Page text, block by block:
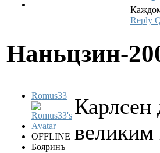
Reply
Наньцзин-
Romus33
OFFLINE
Бояринъ
Карлсен
великим